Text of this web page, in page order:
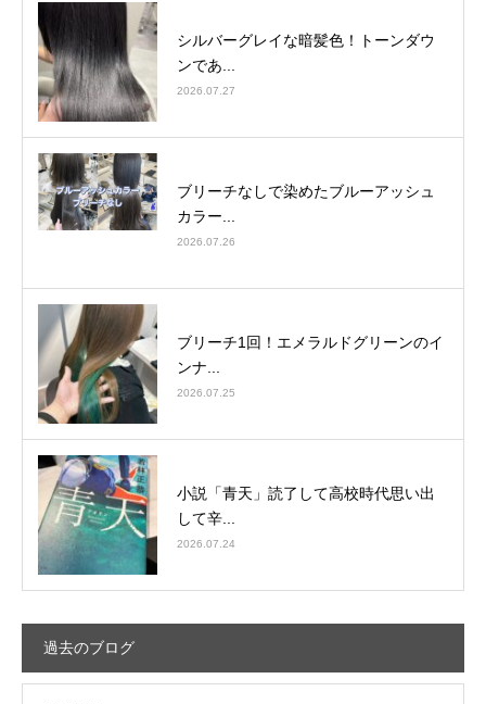
シルバーグレイな暗髪色！トーンダウ
ンであ...
2026.07.27
ブリーチなしで染めたブルーアッシュ
カラー...
2026.07.26
ブリーチ1回！エメラルドグリーンのイ
ンナ...
2026.07.25
小説「青天」読了して高校時代思い出
して辛...
2026.07.24
過去のブログ